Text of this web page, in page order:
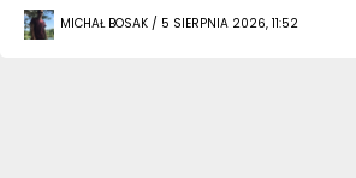
MICHAŁ BOSAK / 5 SIERPNIA 2026, 11:52